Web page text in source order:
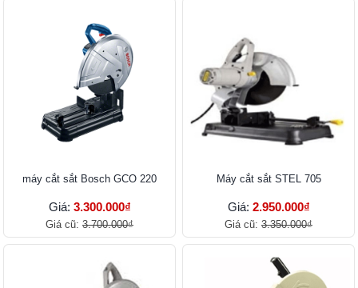
máy cắt sắt Bosch GCO 220
Giá: 3.300.000₫
Giá cũ: 3.700.000₫
Máy cắt sắt STEL 705
Giá: 2.950.000₫
Giá cũ: 3.350.000₫